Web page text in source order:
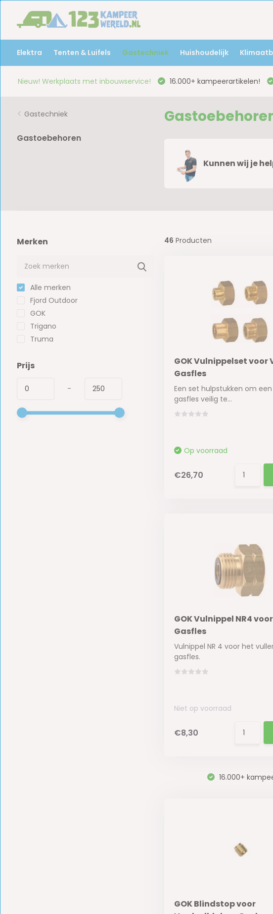
Elektra Tenten & Luifels Gastechniek Huishoudelijk
Nieuw! Werkplaats met inbouwservice! 16.000+ kampeerartikelen!
Gastechniek
Gastoebehoren
Kunnen wij je
Merken
Alle merken
Fjord Outdoor
GOK
Trigano
Truma
Prijs
-
46 Producten
GOK Vulnippelset voor
Gasfles
Een set hulpstukken om een
gasfles veilig te...
Op voorraad
€26,70
GOK Vulnippel NR4
Gasfles
Vulnippel NR 4 voor het
gasfles.
Niet op voorraad
€8,30
16.000+
GOK Blindstop voor